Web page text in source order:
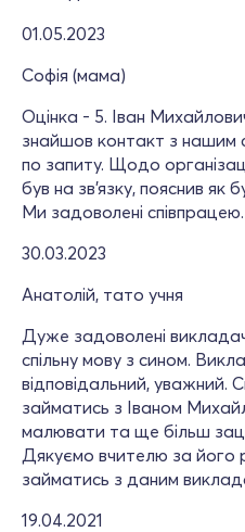
01.05.2023
Софія (мама)
Оцінка - 5. Іван
знайшов контакт з нашим
по запиту. Щодо
був на зв’язку, пояснив як
Ми задоволені
30.03.2023
Анатолій, тато учня
Дуже задоволені
спільну мову з сином.
відповідальний, уважний.
займатись з Іваном
малювати та ще більш
Дякуємо вчителю за його
займатись з даним
19.04.2021